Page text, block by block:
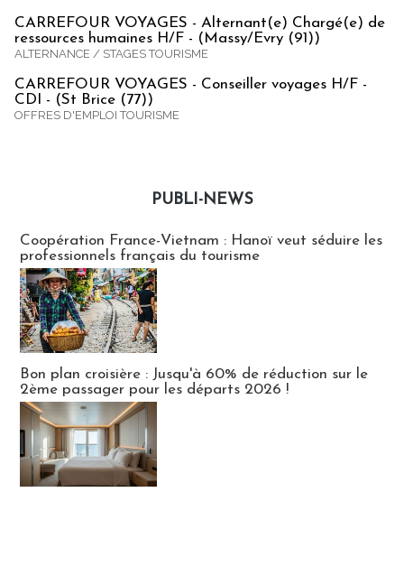
CARREFOUR VOYAGES - Alternant(e) Chargé(e) de
ressources humaines H/F - (Massy/Evry (91))
ALTERNANCE / STAGES TOURISME
CARREFOUR VOYAGES - Conseiller voyages H/F -
CDI - (St Brice (77))
OFFRES D'EMPLOI TOURISME
PUBLI-NEWS
Coopération France-Vietnam : Hanoï veut séduire les
professionnels français du tourisme
Bon plan croisière : Jusqu'à 60% de réduction sur le
2ème passager pour les départs 2026 !